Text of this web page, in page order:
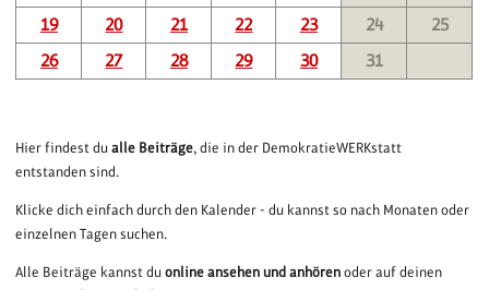
19
20 21 22 23 24
25
26
27 28 29 30 31
Hier findest dualle Beiträge, die in der DemokratieWERKstatt
entstanden sind.
Klicke dich einfach durch den Kalender - du kannst so nach Monaten oder
einzelnen Tagen suchen.
Alle Beiträge kannst duonline ansehen und anhören oder auf deinen